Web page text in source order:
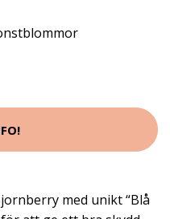
med unikt “Blå